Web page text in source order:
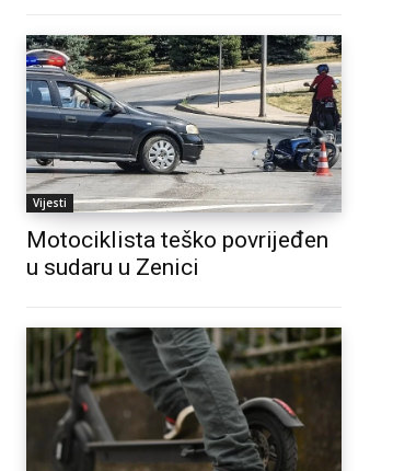
Vijesti
Motociklista teško povrijeđen
u sudaru u Zenici